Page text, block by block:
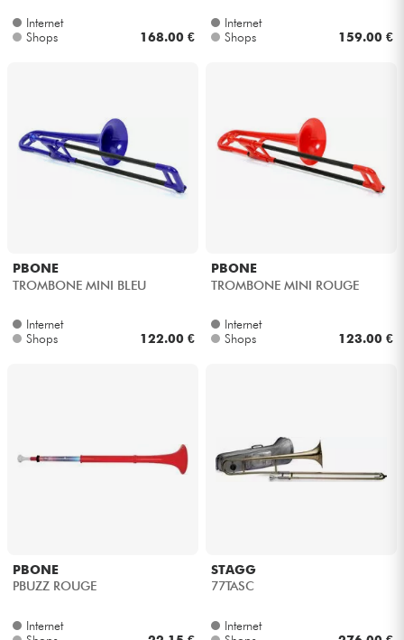
Internet
Shops
168.00 €
Internet
Shops
159.00 €
PBONE
TROMBONE MINI BLEU
Internet
Shops
122.00 €
PBONE
TROMBONE MINI ROUGE
Internet
Shops
123.00 €
PBONE
PBUZZ ROUGE
Internet
STAGG
77TASC
Internet